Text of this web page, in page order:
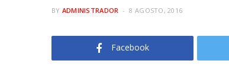
BY ADMINISTRADOR 8 AGOSTO, 2016
Facebook